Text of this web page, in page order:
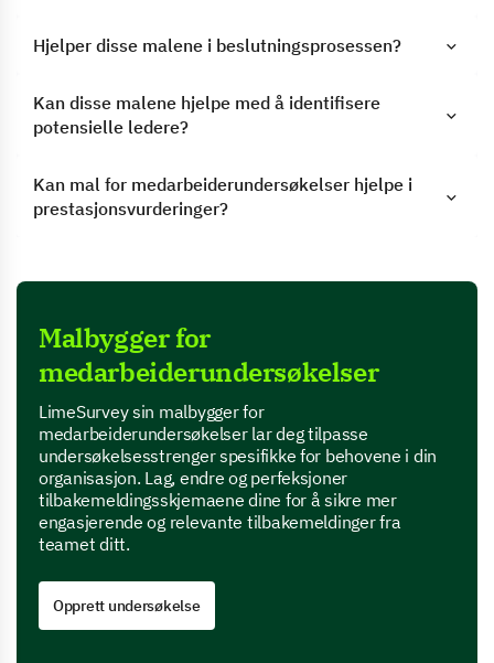
Hjelper disse malene i beslutningsprosessen?
Kan disse malene hjelpe med å identifisere
potensielle ledere?
Kan mal for medarbeiderundersøkelser hjelpe i
prestasjonsvurderinger?
Malbygger for
medarbeiderundersøkelser
LimeSurvey sin malbygger for
medarbeiderundersøkelser lar deg tilpasse
undersøkelsesstrenger spesifikke for behovene i din
organisasjon. Lag, endre og perfeksjoner
tilbakemeldingsskjemaene dine for å sikre mer
engasjerende og relevante tilbakemeldinger fra
teamet ditt.
Opprett undersøkelse